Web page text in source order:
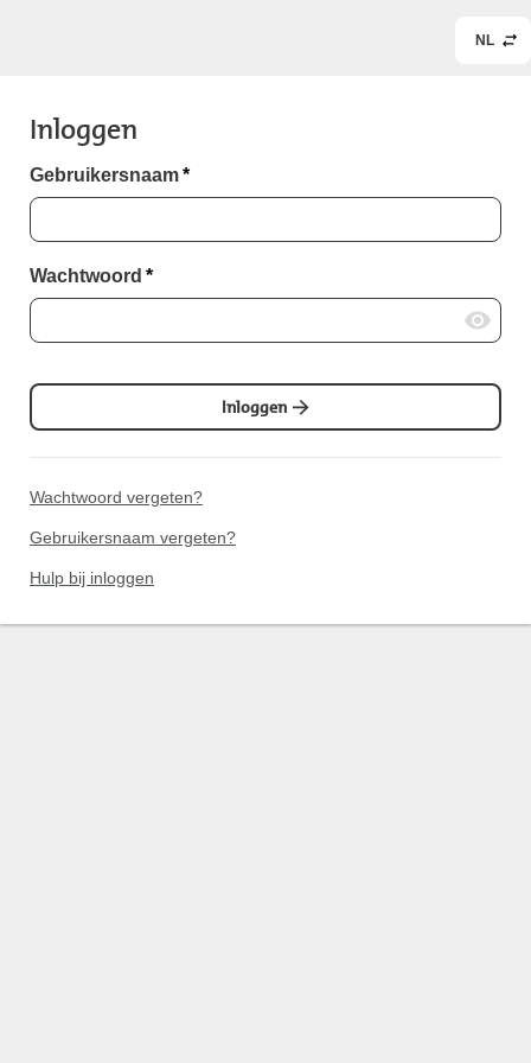
NL
Inloggen
Gebruikersnaam*
Wachtwoord *
Inloggen
Wachtwoord vergeten?
Gebruikersnaam vergeten?
Hulp bij inloggen